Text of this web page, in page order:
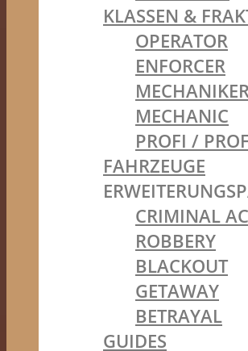
KLASSEN &
OPERATOR
ENFORCER
MECHANIC
PROFI /
FAHRZEUGE
CRIMINAL
ROBBERY
BLACKOUT
GETAWAY
BETRAYAL
GUIDES